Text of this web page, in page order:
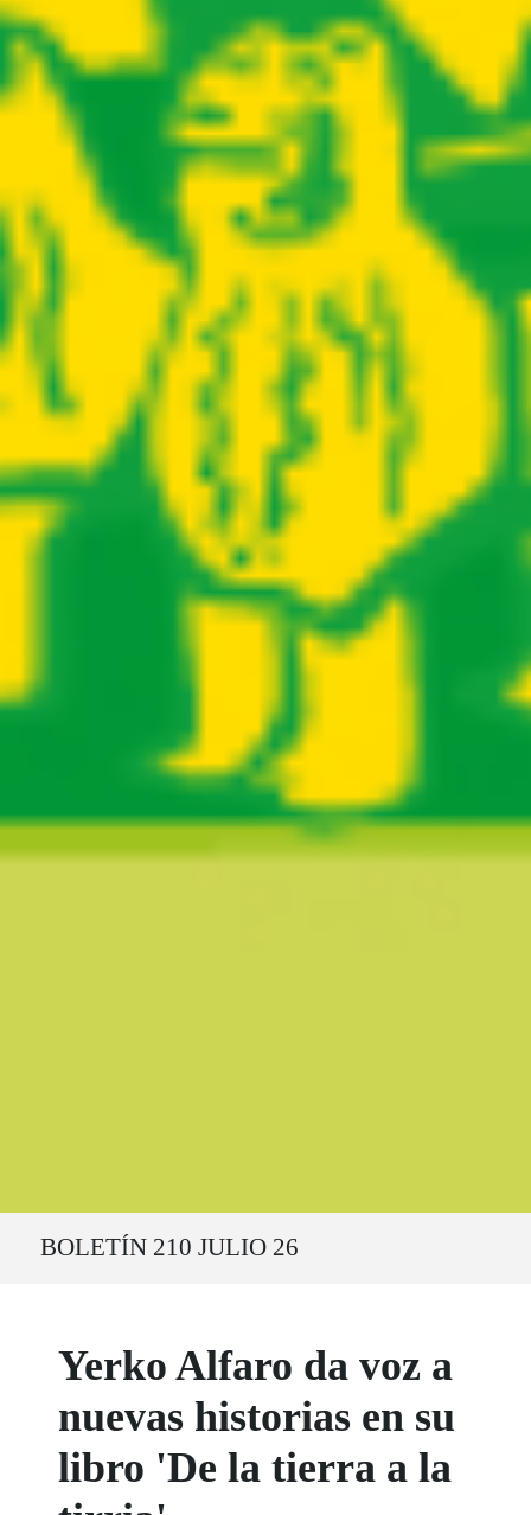
BOLETÍN 210 JULIO 26
Yerko Alfaro da voz a
nuevas historias en su
libro 'De la tierra a la